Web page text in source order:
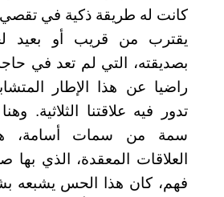
كانت له طريقة ذكية في تقصي
يقترب من قريب أو بعيد
بصديقته، التي لم تعد في
راضيا عن هذا الإطار
تدور فيه علاقتنا الثلاثية.
سمة من سمات أسامة،
العلاقات المعقدة، الذي
فهم، كان هذا الحس يشبعه